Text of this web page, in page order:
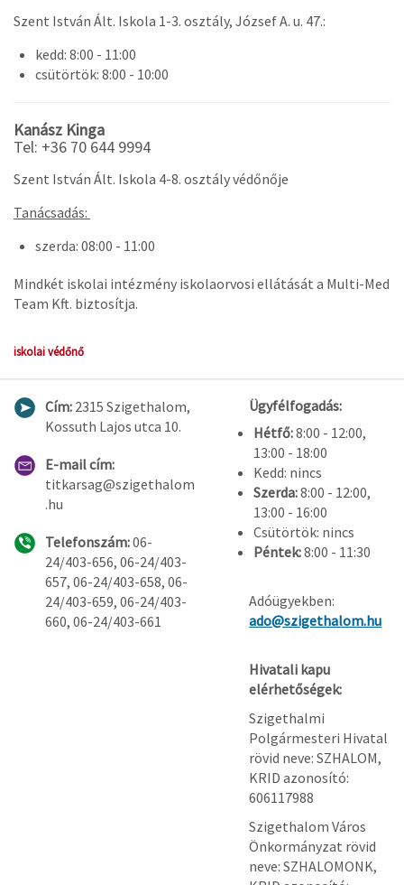
Szent István Ált. Iskola 1-3. osztály, József A. u. 47.:
kedd: 8:00 - 11:00
csütörtök: 8:00 - 10:00
Kanász Kinga
Tel: +36 70 644 9994
Szent István Ált. Iskola 4-8. osztály védőnője
Tanácsadás:
szerda: 08:00 - 11:00
Mindkét iskolai intézmény iskolaorvosi ellátását a Multi-Med
Team Kft. biztosítja.
iskolai védőnő
Cím: 2315 Szigethalom,
Kossuth Lajos utca 10.
E-mail cím:
titkarsag@szigethalom
.hu
Telefonszám:06-
24/403-656, 06-24/403-
657, 06-24/403-658, 06-
24/403-659, 06-24/403-
660, 06-24/403-661
Ügyfélfogadás:
Hétfő:8:00 - 12:00,
13:00 - 18:00
Kedd: nincs
Szerda:8:00 - 12:00,
13:00 - 16:00
Csütörtök: nincs
Péntek:8:00 - 11:30
Adóügyekben:
ado@szigethalom.hu
Hivatali kapu
elérhetőségek:
Szigethalmi
Polgármesteri Hivatal
rövid neve: SZHALOM,
KRID azonosító:
606117988
Szigethalom Város
Önkormányzat rövid
neve: SZHALOMONK,